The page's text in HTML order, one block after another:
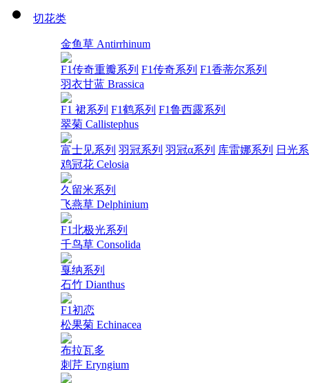
切花类
金鱼草 Antirrhinum
F1传奇重瓣系列 F1传奇系列 F1香蒂尔系列
羽衣甘蓝 Brassica
F1 裙系列 F1鹤系列 F1鲁西露系列
翠菊 Callistephus
富士见系列 羽冠系列 羽冠α系列 库雷娜系列
日光
鸡冠花 Celosia
久留米系列
飞燕草 Delphinium
F1北极光系列
千鸟草 Consolida
戛纳系列
石竹 Dianthus
F1初恋
松果菊 Echinacea
布拉瓦多
刺芹 Eryngium